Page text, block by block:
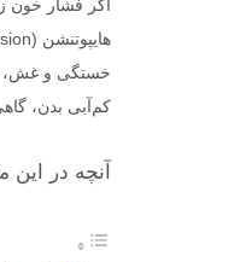
اگر فشار خون زیر ۹۰/۶۰ میلی‌متر جیوه
خستگی و غش،
کم‌آبی بدن،
آنچه در این